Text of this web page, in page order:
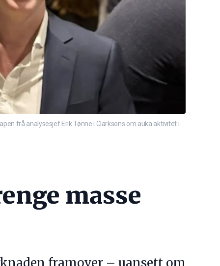
frå analysesjef Erik Tønne i Clarksons om auka aktivitet i
masse
framover – uansett om